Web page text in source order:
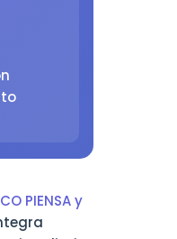
PIENSA y